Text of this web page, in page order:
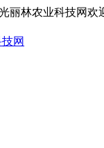
丽林农业科技网欢